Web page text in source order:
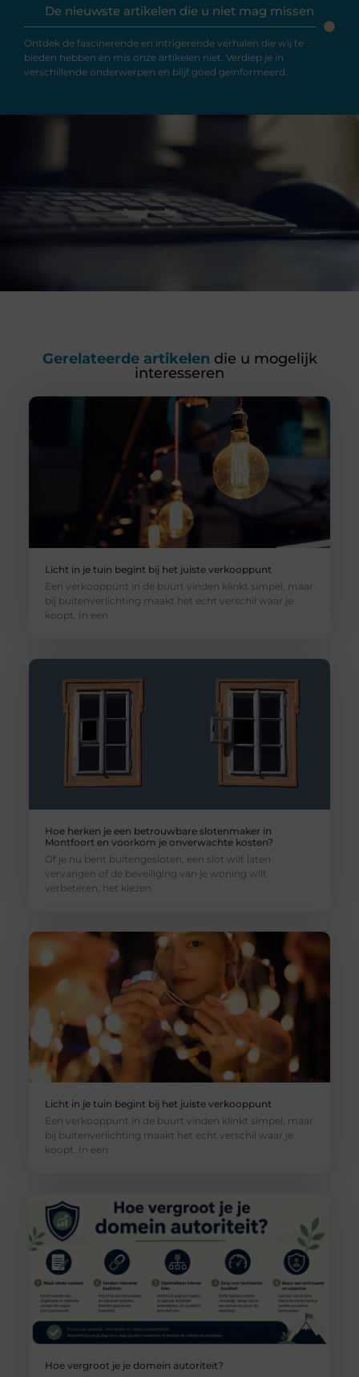
De nieuwste artikelen die u niet mag missen
Ontdek de fascinerende en intrigerende verhalen die wij te
bieden hebben en mis onze artikelen niet. Verdiep je in
verschillende onderwerpen en blijf goed geïnformeerd.
Gerelateerde artikelen die u mogelijk
interesseren
Licht in je tuin begint bij het juiste verkooppunt
Een verkooppunt in de buurt vinden klinkt simpel, maar
bij buitenverlichting maakt het echt verschil waar je
koopt. In een
Hoe herken je een betrouwbare slotenmaker in
Montfoort en voorkom je onverwachte kosten?
Of je nu bent buitengesloten, een slot wilt laten
vervangen of de beveiliging van je woning wilt
verbeteren, het kiezen
Licht in je tuin begint bij het juiste verkooppunt
Een verkooppunt in de buurt vinden klinkt simpel, maar
bij buitenverlichting maakt het echt verschil waar je
koopt. In een
Hoe vergroot je je domein autoriteit?